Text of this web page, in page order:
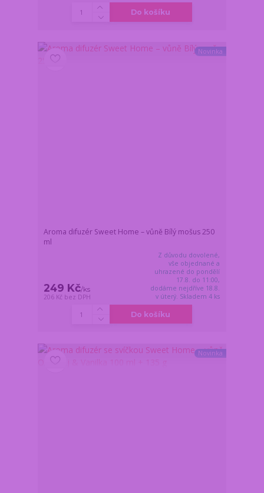
Do košíku
Novinka
Aroma difuzér Sweet Home – vůně Bílý mošus 250
ml
249 Kč/ks
206 Kč bez DPH
Z důvodu dovolené,
vše objednané a
uhrazené do pondělí
17.8. do 11:00,
dodáme nejdříve 18.8.
v úterý. Skladem 4 ks
Do košíku
Novinka